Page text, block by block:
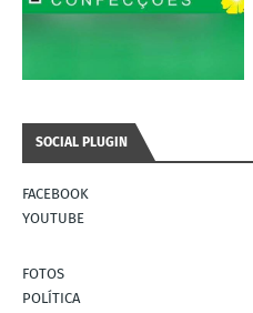
SOCIAL PLUGIN
FACEBOOK
YOUTUBE
FOTOS
POLÍTICA